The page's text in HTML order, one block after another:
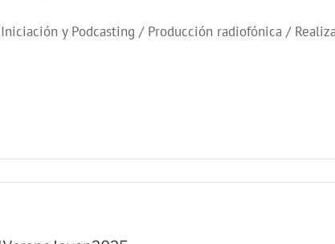
y Podcasting / Producción radiofónica /